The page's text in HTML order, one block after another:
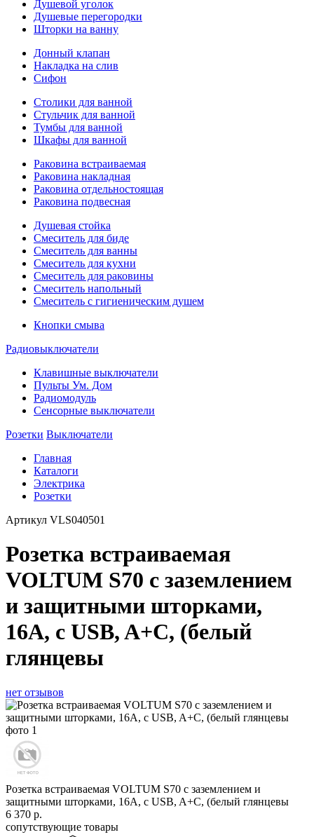
Душевой уголок
Душевые перегородки
Шторки на ванну
Донный клапан
Накладка на слив
Сифон
Столики для ванной
Стульчик для ванной
Тумбы для ванной
Шкафы для ванной
Раковина встраиваемая
Раковина накладная
Раковина отдельностоящая
Раковина подвесная
Душевая стойка
Смеситель для биде
Смеситель для ванны
Смеситель для кухни
Смеситель для раковины
Смеситель напольный
Смеситель с гигиеническим душем
Кнопки смыва
Радиовыключатели
Клавишные выключатели
Пульты Ум. Дом
Радиомодуль
Сенсорные выключатели
Розетки Выключатели
Главная
Каталоги
Электрика
Розетки
Артикул VLS040501
Розетка встраиваемая
VOLTUM S70 с заземлением
и защитными шторками,
16А, с USB, A+С, (белый
глянцевы
нет отзывов
Розетка встраиваемая VOLTUM S70 с заземлением и
защитными шторками, 16А, с USB, A+С, (белый глянцевы
6 370 р.
сопутствующие товары